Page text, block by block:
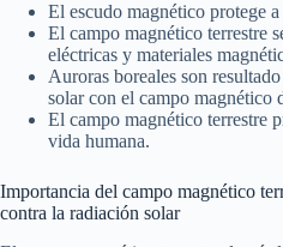
El escudo magnético protege
El campo magnético terrestre
eléctricas y materiales
Auroras boreales son
solar con el campo magnético
El campo magnético terrestre
vida humana.
Importancia del campo magnético
contra la radiación solar